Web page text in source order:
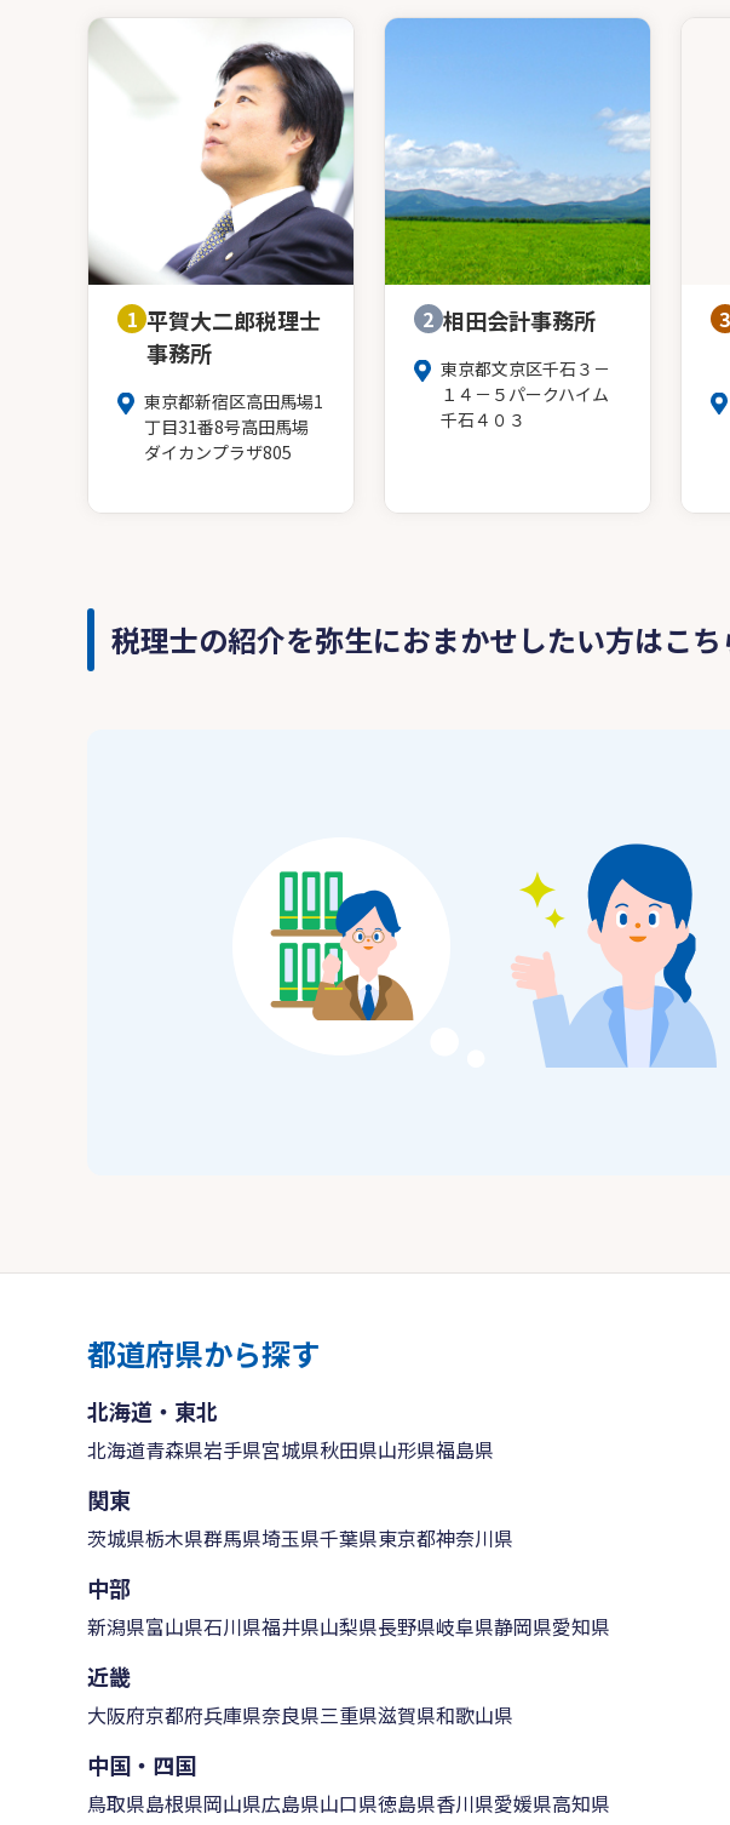
1 平賀大二郎税理士
事務所
東京都新宿区高田馬場1
丁目31番8号高田馬場
ダイカンプラザ805
2 相田会計事務所
東京都文京区千石３－
１４－５パークハイム
千石４０３
3
税理士の紹介を弥生におまかせしたい方はこち
都道府県から探す
北海道・東北
北海道青森県岩手県宮城県秋田県山形県福島県
関東
茨城県栃木県群馬県埼玉県千葉県東京都神奈川県
中部
新潟県富山県石川県福井県山梨県長野県岐阜県静岡県愛知県
近畿
大阪府京都府兵庫県奈良県三重県滋賀県和歌山県
中国・四国
鳥取県島根県岡山県広島県山口県徳島県香川県愛媛県高知県